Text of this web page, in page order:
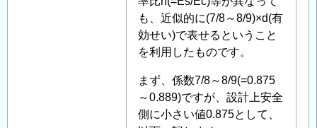
」の
断
面
力、
応
力
も、近似的に(7/8～8/9)×d(有
効せい)で表せるということ
を利用したものです。
まず、係数7/8～8/9(=0.875
～0.889)ですが、設計上安全
側に小さい値0.875として、